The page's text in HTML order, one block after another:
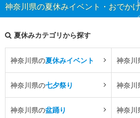
神奈川県の夏休みイベント・おでか
夏休みカテゴリから探す
神奈川県の夏休みイベント 神奈川
神奈川県の七夕祭り 神奈川
神奈川県の盆踊り 神奈川